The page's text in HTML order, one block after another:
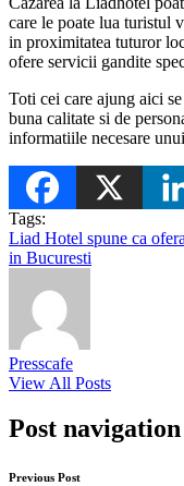
care le poate lua turistul
in proximitatea tuturor
ofere servicii gandite
Toti cei care ajung aici
buna calitate si de
informatiile necesare
Tags:
Liad Hotel spune ca
in Bucuresti
Presscafe
View All Posts
Post navigation
Previous Post